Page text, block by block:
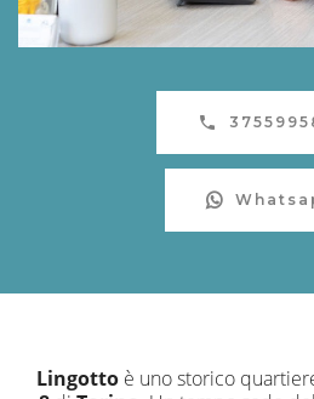
Lingotto è uno storico